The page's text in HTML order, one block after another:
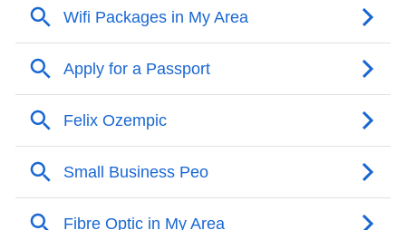
他还指出：“这场战争每天至少耗费我们20亿
美元。战争目标根本无法实现，而且每天都
在变化。”
他强调：“我们没有任何计划来应对战争对美
国公民及海湾国家公民造成的后果和影响。
今天你们都看到了新闻，更多的新型导弹正